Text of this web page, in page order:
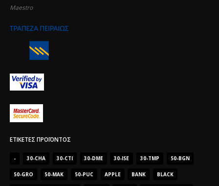
Maestro
ΕΤΙΚΈΤΕΣ ΠΡΟΪΌΝΤΟΣ
- 30-CHA 30-CTI 30-DME 30-ISE 30-TMP 50-BGN
50-GRO 50-MAK 50-PUC APPLE BANK BLACK